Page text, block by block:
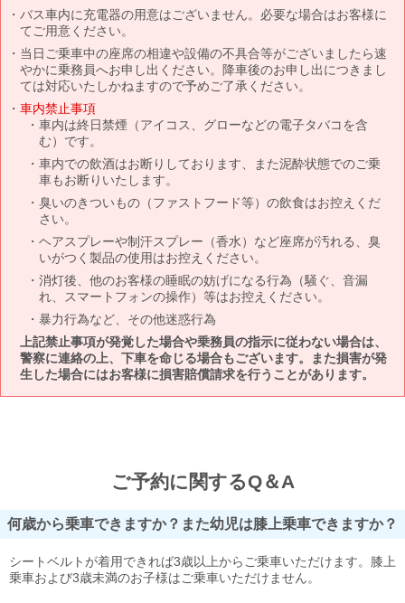
バス車内に充電器の用意はございません。必要な場合はお客様に
てご用意ください。
当日ご乗車中の座席の相違や設備の不具合等がございましたら速
やかに乗務員へお申し出ください。降車後のお申し出につきまし
ては対応いたしかねますので予めご了承ください。
車内禁止事項
車内は終日禁煙（アイコス、グローなどの電子タバコを含
む）です。
車内での飲酒はお断りしております、また泥酔状態でのご乗
車もお断りいたします。
臭いのきついもの（ファストフード等）の飲食はお控えくだ
さい。
ヘアスプレーや制汗スプレー（香水）など座席が汚れる、臭
いがつく製品の使用はお控えください。
消灯後、他のお客様の睡眠の妨げになる行為（騒ぐ、音漏
れ、スマートフォンの操作）等はお控えください。
暴力行為など、その他迷惑行為
上記禁止事項が発覚した場合や乗務員の指示に従わない場合は、
警察に連絡の上、下車を命じる場合もございます。また損害が発
生した場合にはお客様に損害賠償請求を行うことがあります。
ご予約に関するQ＆A
何歳から乗車できますか？また幼児は膝上乗車できますか？
シートベルトが着用できれば3歳以上からご乗車いただけます。膝上
乗車および3歳未満のお子様はご乗車いただけません。